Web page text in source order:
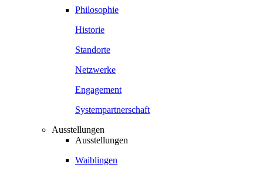
Philosophie
Historie
Standorte
Netzwerke
Engagement
Systempartnerschaft
Ausstellungen
Ausstellungen
Waiblingen